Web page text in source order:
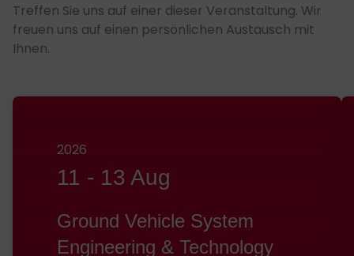
Treffen Sie uns auf einer dieser Veranstaltung. Wir
freuen uns auf einen persönlichen Austausch mit
Ihnen.
2026
11 - 13 Aug
Ground Vehicle System
Engineering & Technology